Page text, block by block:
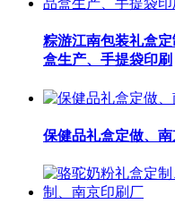
粽游江南包装礼盒
盒生产、手提袋印刷
保健品礼盒定做、